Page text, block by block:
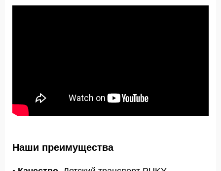
Наши преимущества